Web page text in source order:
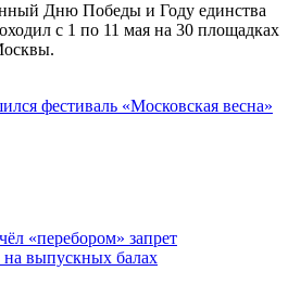
Дню Победы и Году единства
с 1 по 11 мая на 30 площадках
«перебором» запрет
выпускных балах